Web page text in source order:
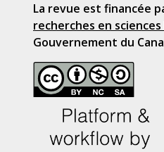
La revue est financée
recherches en
Gouvernement du